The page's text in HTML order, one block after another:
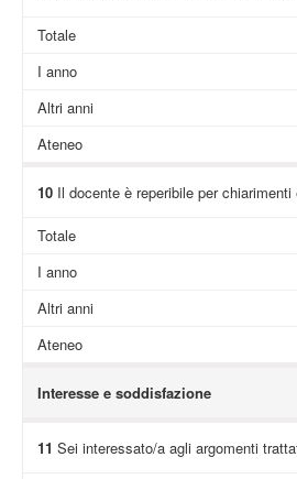
Totale
I anno
Altri anni
Ateneo
10Il docente è reperibile per chiarimenti
Totale
I anno
Altri anni
Ateneo
Interesse e soddisfazione
11 Sei interessato/a agli argomenti